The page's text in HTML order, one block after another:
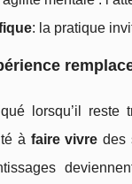
: la pratique
lorsqu’il reste
à faire vivre des